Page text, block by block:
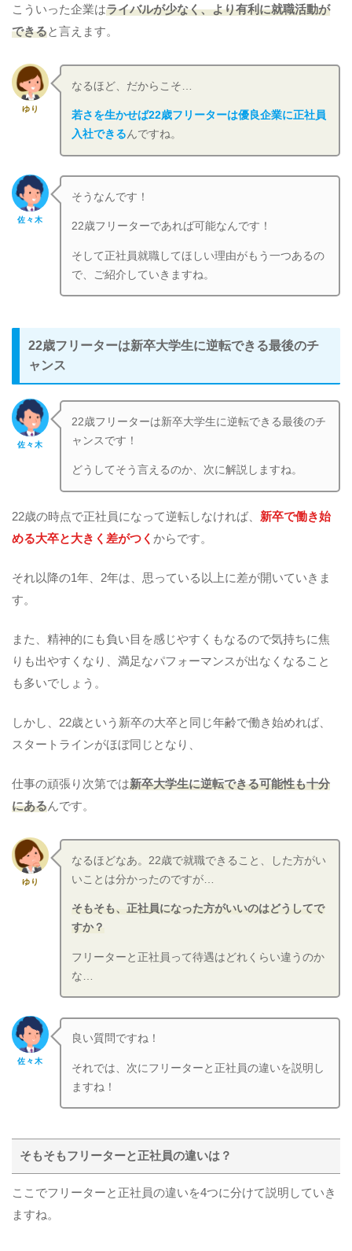
こういった企業はライバルが少なく、より有利に就職活動が
できると言えます。
ゆり
なるほど、だからこそ…
若さを生かせば22歳フリーターは優良企業に正社員
入社できるんですね。
佐々木
そうなんです！
22歳フリーターであれば可能なんです！
そして正社員就職してほしい理由がもう一つあるの
で、ご紹介していきますね。
22歳フリーターは新卒大学生に逆転できる最後のチ
ャンス
佐々木
22歳フリーターは新卒大学生に逆転できる最後のチ
ャンスです！
どうしてそう言えるのか、次に解説しますね。
22歳の時点で正社員になって逆転しなければ、 新卒で働き始
める大卒と大きく差がつく からです。
それ以降の1年、2年は、思っている以上に差が開いていきま
す。
また、精神的にも負い目を感じやすくもなるので気持ちに焦
りも出やすくなり、満足なパフォーマンスが出なくなること
も多いでしょう。
しかし、22歳という新卒の大卒と同じ年齢で働き始めれば、
スタートラインがほぼ同じとなり、
仕事の頑張り次第では新卒大学生に逆転できる可能性も十分
にあるんです。
ゆり
なるほどなあ。22歳で就職できること、した方がい
いことは分かったのですが…
そもそも、正社員になった方がいいのはどうしてで
すか？
フリーターと正社員って待遇はどれくらい違うのか
な…
佐々木
良い質問ですね！
それでは、次にフリーターと正社員の違いを説明し
ますね！
そもそもフリーターと正社員の違いは？
ここでフリーターと正社員の違いを4つに分けて説明していき
ますね。